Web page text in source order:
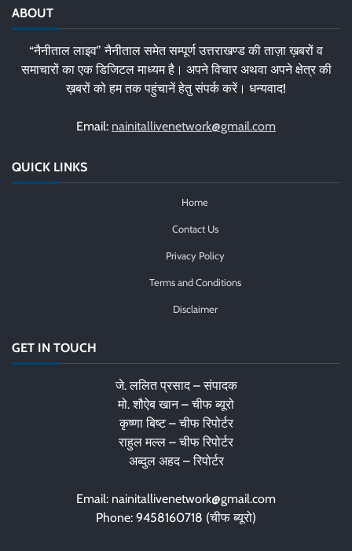
ABOUT
“नैनीताल लाइव” नैनीताल समेत सम्पूर्ण उत्तराखण्ड की ताज़ा ख़बरों व
समाचारों का एक डिजिटल माध्यम है। अपने विचार अथवा अपने क्षेत्र की
ख़बरों को हम तक पहुंचानें हेतु संपर्क करें। धन्यवाद!
Email: nainitallivenetwork@gmail.com
QUICK LINKS
Home
Contact Us
Privacy Policy
Terms and Conditions
Disclaimer
GET IN TOUCH
जे. ललित प्रसाद – संपादक
मो. शौऐब खान – चीफ ब्यूरो
कृष्णा बिष्ट – चीफ रिपोर्टर
राहुल मल्ल – चीफ रिपोर्टर
अब्दुल अहद – रिपोर्टर
Email: nainitallivenetwork@gmail.com
Phone: 9458160718 (चीफ ब्यूरो)